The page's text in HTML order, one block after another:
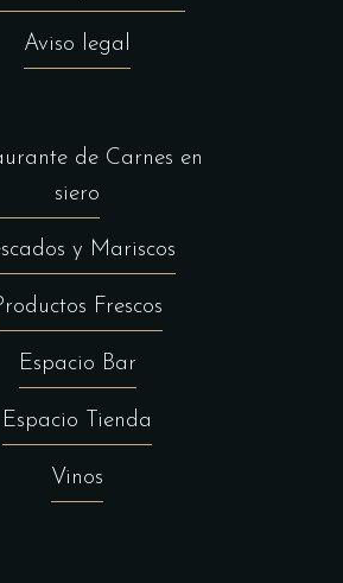
Aviso legal
de Carnes en
siero
y Mariscos
Frescos
Espacio Bar
Espacio Tienda
Vinos